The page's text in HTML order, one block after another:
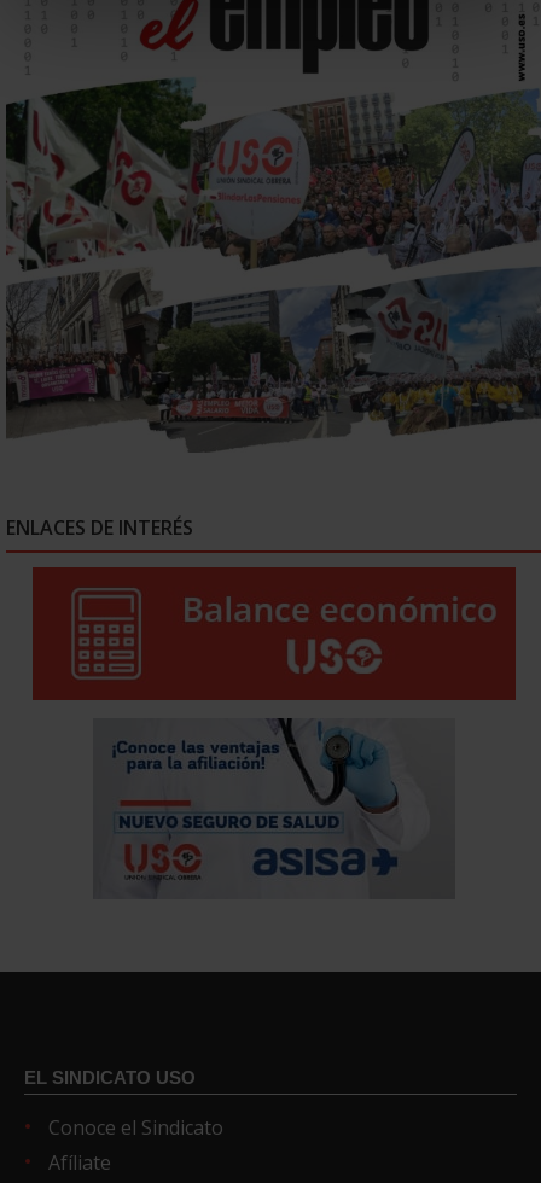
ENLACES DE INTERÉS
EL SINDICATO USO
Conoce el Sindicato
Afíliate